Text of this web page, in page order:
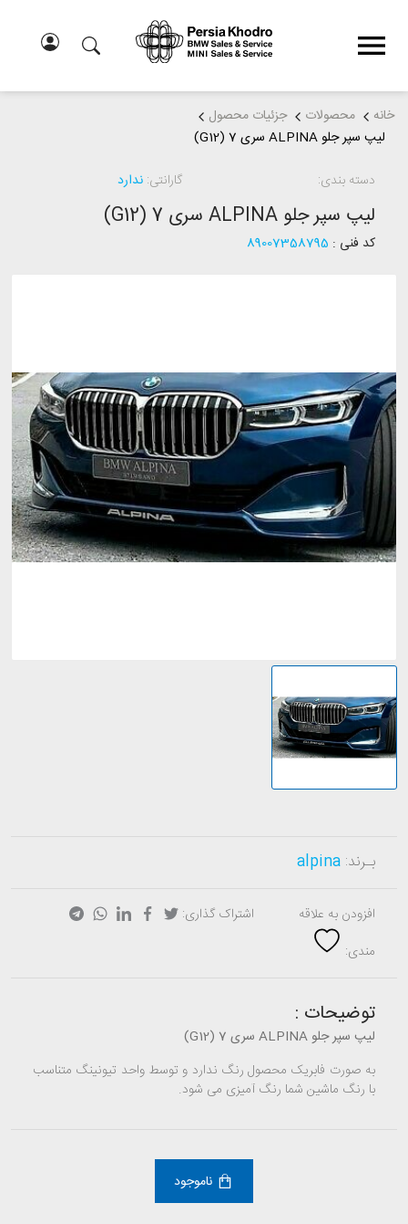
خانه محصولات
جزئیات محصول
لیپ سپر جلو ALPINA سری 7 (G12)
دسته بندی:
گارانتی: ندارد
لیپ سپر جلو ALPINA سری 7 (G12)
کد فنی : 89007358795
بـرند: alpina
افزودن به علاقه
مندی:
اشتراک گذاری:
توضیحات :
لیپ سپر جلو ALPINA سری 7 (G12)
به صورت فابریک محصول رنگ ندارد و توسط واحد تیونینگ متناسب
با رنگ ماشین شما رنگ آمیزی می شود.
ناموجود